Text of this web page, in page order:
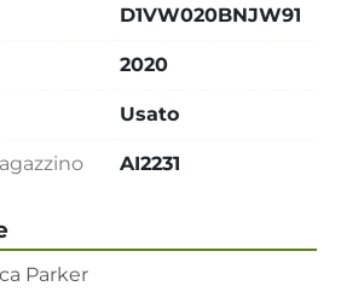
Parker
D1VW020BNJW91
2020
Usato
AI2231